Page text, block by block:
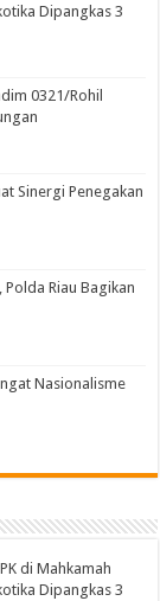
Dipangkas 3
0321/Rohil
Sinergi Penegakan
Riau Bagikan
Nasionalisme
di Mahkamah
Dipangkas 3